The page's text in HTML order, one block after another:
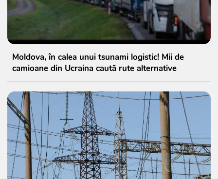
Moldova, în calea unui tsunami logistic! Mii de
camioane din Ucraina caută rute alternative